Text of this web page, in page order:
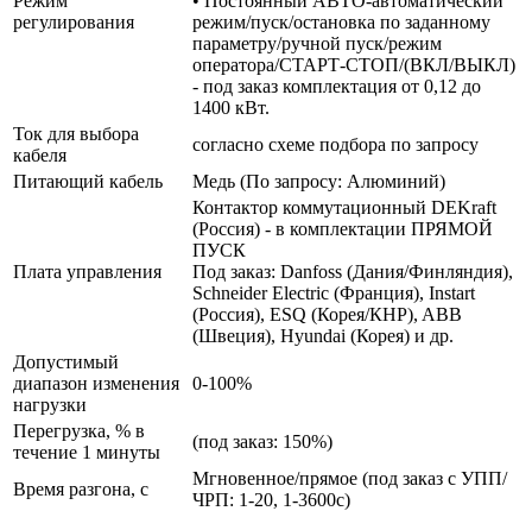
регулирования
режим/пуск/остановка по заданному
параметру/ручной пуск/режим
оператора/СТАРТ-СТОП/(ВКЛ/ВЫКЛ)
- под заказ комплектация от 0,12 до
1400 кВт.
Ток для выбора
кабеля
согласно схеме подбора по запросу
Питающий кабель
Медь (По запросу: Алюминий)
Плата управления
Контактор коммутационный DEKraft
(Россия) - в комплектации ПРЯМОЙ
ПУСК
Под заказ: Danfoss (Дания/Финляндия),
Schneider Electric (Франция), Instart
(Россия), ESQ (Корея/КНР), ABB
(Швеция), Hyundai (Корея) и др.
Допустимый
диапазон изменения
нагрузки
0-100%
Перегрузка, % в
течение 1 минуты
(под заказ: 150%)
Время разгона, с
Мгновенное/прямое (под заказ с УПП/
ЧРП: 1-20, 1-3600с)